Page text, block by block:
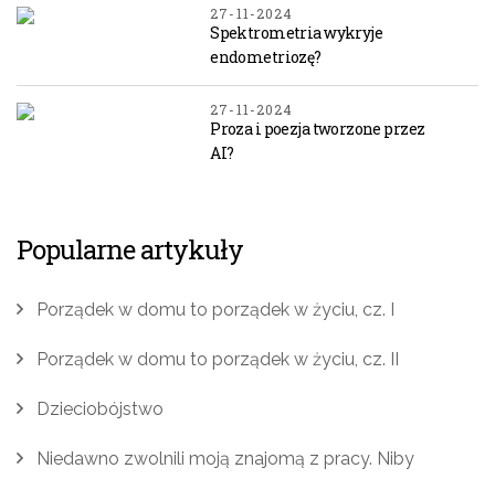
27-11-2024
Spektrometria wykryje
endometriozę?
27-11-2024
Proza i poezja tworzone przez
AI?
Popularne artykuły
Porządek w domu to porządek w życiu, cz. I
Porządek w domu to porządek w życiu, cz. II
Dzieciobójstwo
Niedawno zwolnili moją znajomą z pracy. Niby